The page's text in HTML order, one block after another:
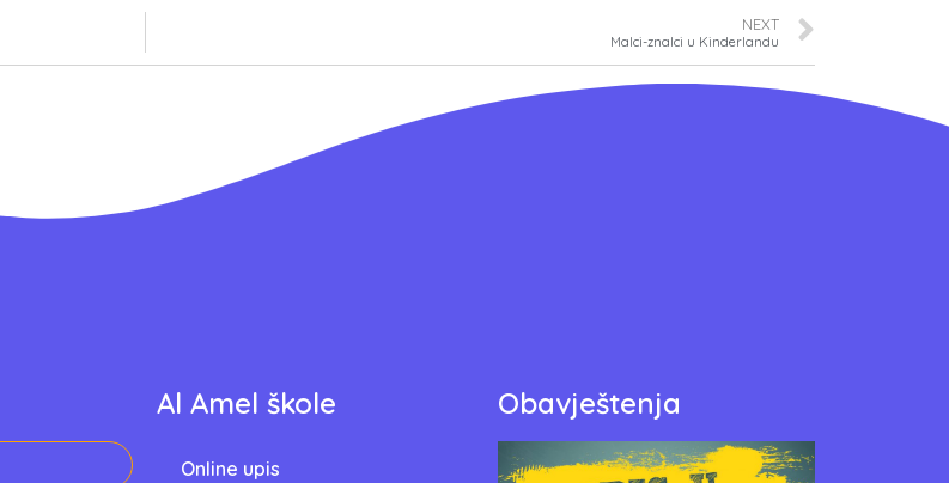
NEXT
Malci-znalci u Kinderlandu
Al Amel škole
Online upis
Obavještenja